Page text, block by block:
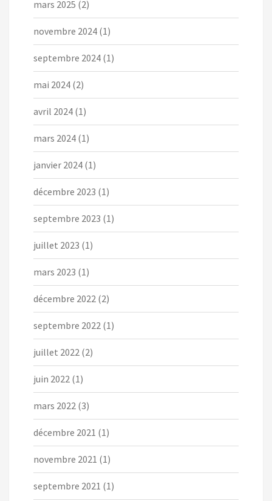
mars 2025 (2)
novembre 2024 (1)
septembre 2024 (1)
mai 2024 (2)
avril 2024 (1)
mars 2024 (1)
janvier 2024 (1)
décembre 2023 (1)
septembre 2023 (1)
juillet 2023 (1)
mars 2023 (1)
décembre 2022 (2)
septembre 2022 (1)
juillet 2022 (2)
juin 2022 (1)
mars 2022 (3)
décembre 2021 (1)
novembre 2021 (1)
septembre 2021 (1)